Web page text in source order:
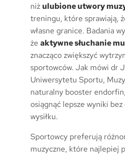
niż ulubione utwory
treningu, które sprawiają,
własne granice. Badania
że aktywne słuchanie
znacząco zwiększyć
sportowców. Jak mówi dr
Uniwersytetu Sportu,
naturalny booster
osiągnąć lepsze wyniki
wysiłku.
Sportowcy preferują
muzyczne, które najlepiej